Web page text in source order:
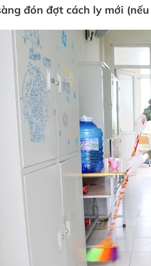
đón đợt cách ly mới (nếu